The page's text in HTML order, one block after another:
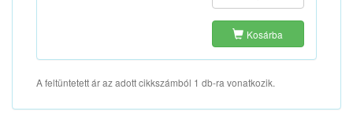
Kosárba
A feltüntetett ár az adott cikkszámból 1 db-ra vonatkozik.